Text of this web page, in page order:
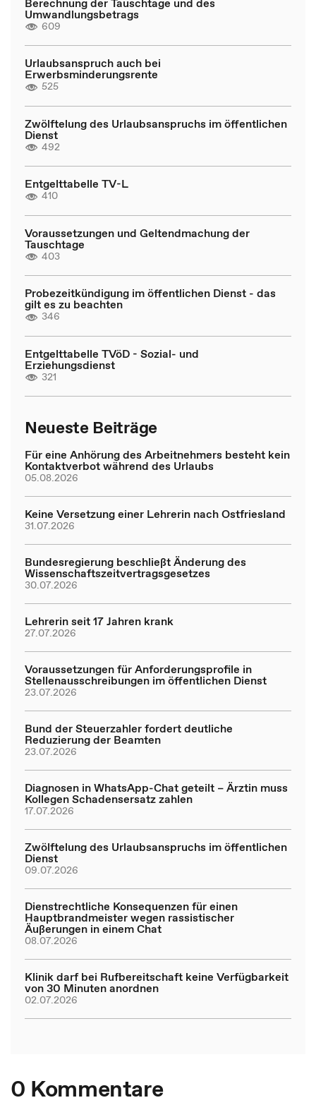
Umwandlungsbetrags
609
Urlaubsanspruch auch bei
Erwerbsminderungsrente
525
Zwölftelung des Urlaubsanspruchs im öffentlichen
Dienst
492
Entgelttabelle TV-L
410
Voraussetzungen und Geltendmachung der
Tauschtage
403
Probezeitkündigung im öffentlichen Dienst - das
gilt es zu beachten
346
Entgelttabelle TVöD - Sozial- und
Erziehungsdienst
321
Neueste Beiträge
Für eine Anhörung des Arbeitnehmers besteht kein
Kontaktverbot während des Urlaubs
05.08.2026
Keine Versetzung einer Lehrerin nach Ostfriesland
31.07.2026
Bundesregierung beschließt Änderung des
Wissenschaftszeitvertragsgesetzes
30.07.2026
Lehrerin seit 17 Jahren krank
27.07.2026
Voraussetzungen für Anforderungsprofile in
Stellenausschreibungen im öffentlichen Dienst
23.07.2026
Bund der Steuerzahler fordert deutliche
Reduzierung der Beamten
23.07.2026
Diagnosen in WhatsApp-Chat geteilt – Ärztin muss
Kollegen Schadensersatz zahlen
17.07.2026
Zwölftelung des Urlaubsanspruchs im öffentlichen
Dienst
09.07.2026
Dienstrechtliche Konsequenzen für einen
Hauptbrandmeister wegen rassistischer
Äußerungen in einem Chat
08.07.2026
Klinik darf bei Rufbereitschaft keine Verfügbarkeit
von 30 Minuten anordnen
02.07.2026
0 Kommentare